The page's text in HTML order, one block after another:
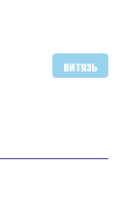
витязь